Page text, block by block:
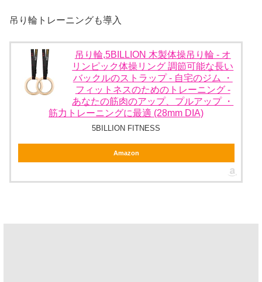
吊り輪トレーニングも導入
吊り輪,5BILLION 木製体操吊り輪 - オ
リンピック体操リング 調節可能な長い
バックルのストラップ - 自宅のジム ・
フィットネスのためのトレーニング -
あなたの筋肉のアップ、プルアップ ・
筋力トレーニングに最適 (28mm DIA)
5BILLION FITNESS
Amazon